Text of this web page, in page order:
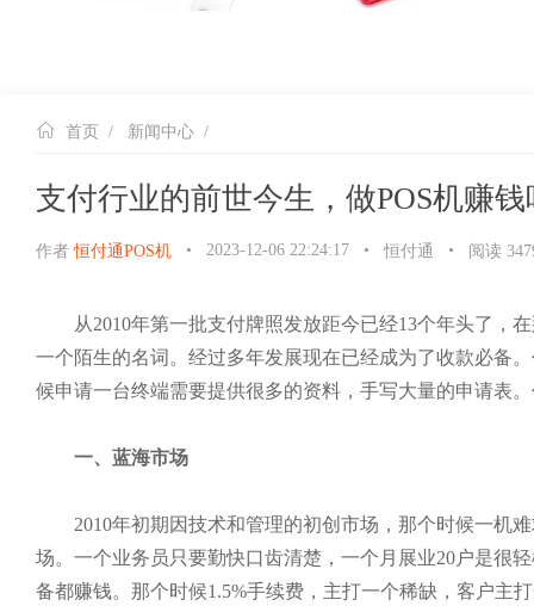
首页 / 新闻中心 /
支付行业的前世今生，做POS机赚
作者恒付通POS机 • 2023-12-06 22:24:17 • 恒付通 • 阅读
从2010年第一批支付牌照发放距今已经13个年头了，
一个陌生的名词。经过多年发展现在已经成为了收款必备
候申请一台终端需要提供很多的资料，手写大量的申请表
一、蓝海市场
2010年初期因技术和管理的初创市场，那个时候一机难
场。一个业务员只要勤快口齿清楚，一个月展业20户是很
备都赚钱。那个时候1.5%手续费，主打一个稀缺，客户主